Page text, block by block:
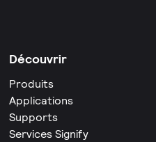
Découvrir
Produits
Applications
Supports
Services Signify